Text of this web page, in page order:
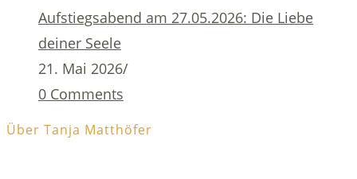
Aufstiegsabend am 27.05.2026: Die Liebe
deiner Seele
21. Mai 2026/
0 Comments
Über Tanja Matthöfer